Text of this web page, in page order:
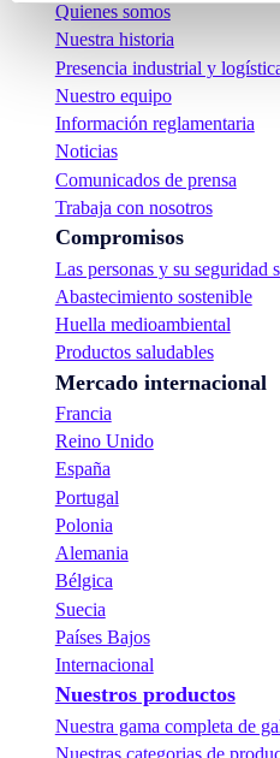
Quienes somos
Nuestra historia
Presencia industrial y
Nuestro equipo
Información reglamentaria
Noticias
Comunicados de prensa
Trabaja con nosotros
Compromisos
Las personas y su seguridad
Abastecimiento sostenible
Huella medioambiental
Productos saludables
Mercado internacional
Francia
Reino Unido
España
Portugal
Polonia
Alemania
Bélgica
Suecia
Países Bajos
Internacional
Nuestros productos
Nuestra gama completa de
Nuestras categorias de